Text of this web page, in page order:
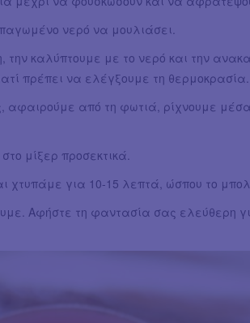
νερό να μουλιάσει.
καλύπτουμε με το νερό και την
πρέπει να ελέγξουμε τη θερμοκρασία.
αφαιρούμε από τη φωτιά, ρίχνουμε μέσα
μίξερ προσεκτικά.
χτυπάμε για 10-15 λεπτά, ώσπου το
Αφήστε τη φαντασία σας ελεύθερη